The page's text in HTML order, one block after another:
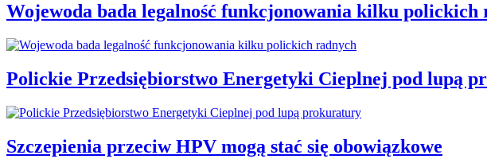
Wojewoda bada legalność funkcjonowania kilku polickich
Polickie Przedsiębiorstwo Energetyki Cieplnej pod lupą
Szczepienia przeciw HPV mogą stać się obowiązkowe